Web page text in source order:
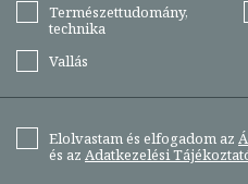
Természettudomány,
technika
Vallás
Elolvastam és elfogadom az
és az Adatkezelési